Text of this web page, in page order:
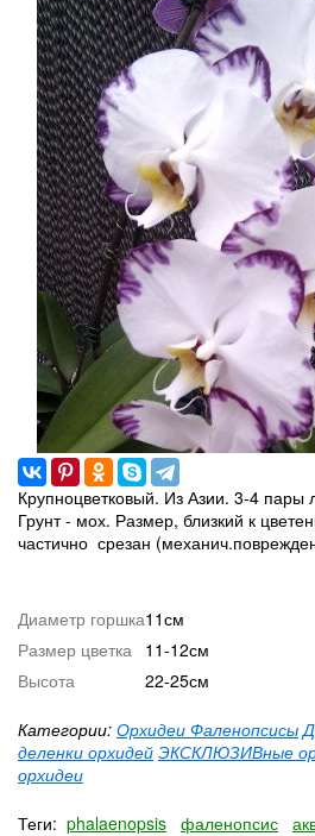
Крупноцветковый. Из Азии. 3-4 пары
Грунт - мох. Размер, близкий к
частично срезан
Диаметр горшка11см
Размер цветка 11-12см
Высота
22-25см
Категории: Орхидеи Фаленопсисы
деленки орхидей ЭКСКЛЮЗИВные
орхидеи
Теги: phalaenopsis фаленопсис